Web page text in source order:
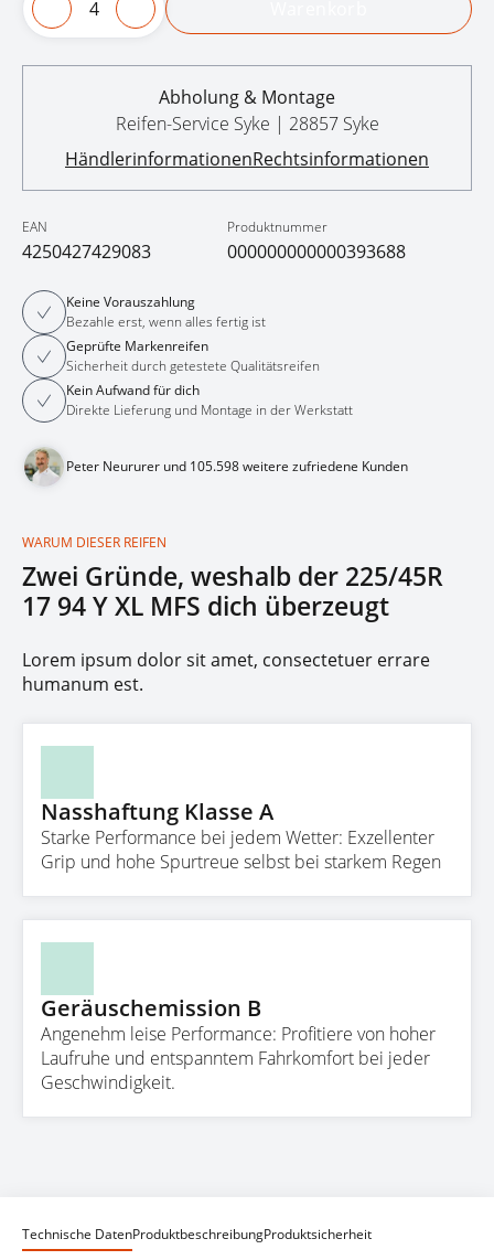
Abholung & Montage
Reifen-Service Syke | 28857 Syke
HändlerinformationenRechtsinformationen
EAN
4250427429083
Produktnummer
000000000000393688
Keine Vorauszahlung
Bezahle erst, wenn alles fertig ist
Geprüfte Markenreifen
Sicherheit durch getestete Qualitätsreifen
Kein Aufwand für dich
Direkte Lieferung und Montage in der Werkstatt
Peter Neururer und 105.598 weitere zufriedene Kunden
WARUM DIESER REIFEN
Zwei Gründe, weshalb der 225/45R
17 94 Y XL MFS dich überzeugt
Lorem ipsum dolor sit amet, consectetuer errare
humanum est.
Nasshaftung Klasse A
Starke Performance bei jedem Wetter: Exzellenter
Grip und hohe Spurtreue selbst bei starkem Regen
Geräuschemission B
Angenehm leise Performance: Profitiere von hoher
Laufruhe und entspanntem Fahrkomfort bei jeder
Geschwindigkeit.
Technische DatenProduktbeschreibungProduktsicherheit